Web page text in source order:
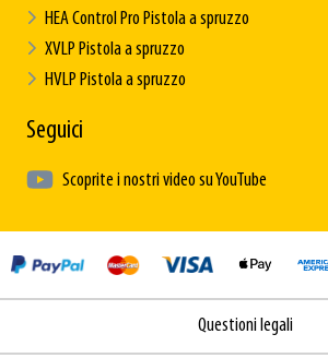
HEA Control Pro Pistola a spruzzo
XVLP Pistola a spruzzo
HVLP Pistola a spruzzo
Seguici
Scoprite i nostri video su YouTube
Questioni legali